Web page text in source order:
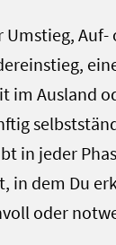
Umstieg, Auf-
im Ausland
in jeder
in dem Du
oder